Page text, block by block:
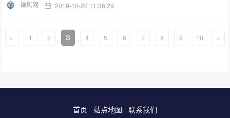
禅风网 2019-10-22 11:36:29
« 1 2 3 4 5 6 7 8 9 10 »
首页 站点地图 联系我们